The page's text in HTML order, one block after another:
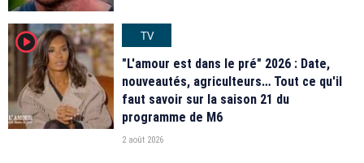
player2
TV
"L'amour est dans le pré" 2026 : Date,
nouveautés, agriculteurs… Tout ce qu'il
faut savoir sur la saison 21 du
programme de M6
2 août 2026